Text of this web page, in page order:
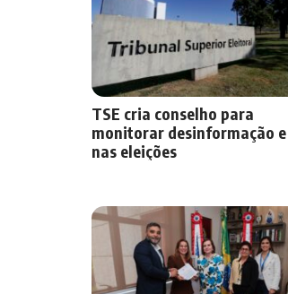
TSE cria conselho para
monitorar desinformação
nas eleições